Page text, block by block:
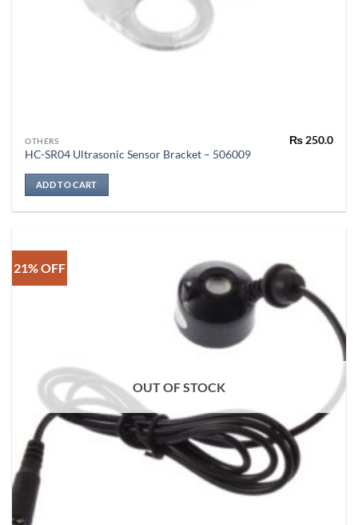
OTHERS
HC-SR04 Ultrasonic Sensor Bracket – 506009
₨250.0
ADD TO CART
21% OFF
OUT OF STOCK